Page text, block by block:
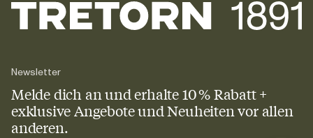
Newsletter
Melde dich an und erhalte 10 % Rabatt +
exklusive Angebote und Neuheiten vor allen
anderen.